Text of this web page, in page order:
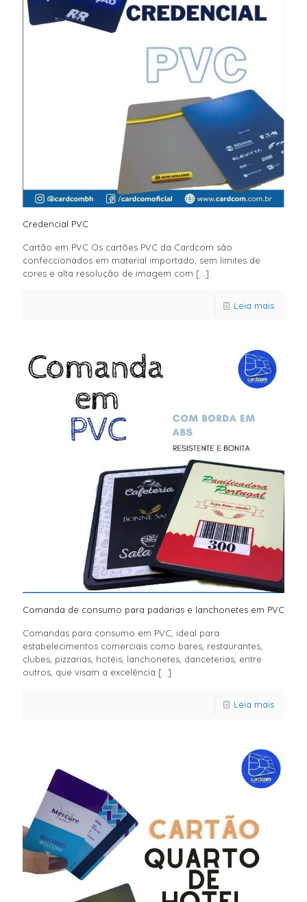
Credencial PVC
Cartão em PVC Os cartões PVC da Cardcom são
confeccionados em material importado, sem limites de
cores e alta resolução de imagem com […]
Leia mais
Comanda de consumo para padarias e lanchonetes em PVC
Comandas para consumo em PVC, ideal para
estabelecimentos comerciais como bares, restaurantes,
clubes, pizzarias, hotéis, lanchonetes, danceterias, entre
outros, que visam a excelência […]
Leia mais